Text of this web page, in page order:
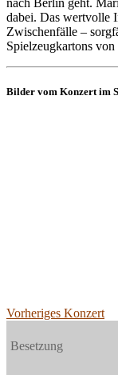
nach Berlin geht.
dabei. Das wertvolle
Zwischenfälle –
Spielzeugkartons von
Bilder vom Konzert im
Vorheriges Konzert
Besetzung